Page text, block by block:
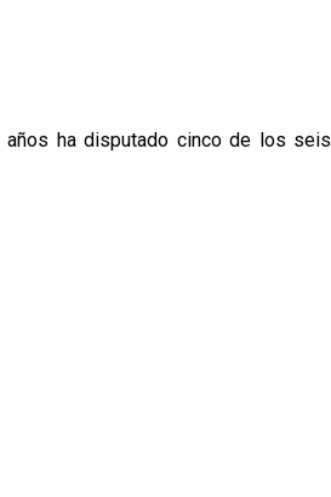
años ha disputado cinco de los seis